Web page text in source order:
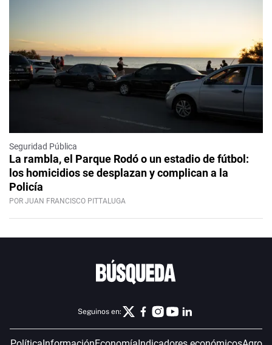
Seguridad Pública
La rambla, el Parque Rodó o un estadio de fútbol:
los homicidios se desplazan y complican a la
Policía
POR JUAN FRANCISCO PITTALUGA
Seguinos en: